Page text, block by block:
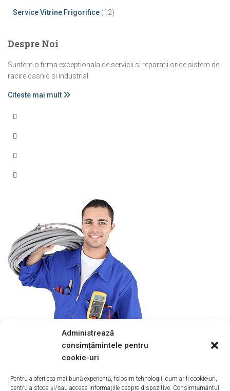
Administrează
consimțămintele pentru
cookie-uri
Pentru a oferi cea mai bună experiență, folosim tehnologii, cum ar fi cookie-uri,
pentru a stoca și/sau accesa informațiile despre dispozitive. Consimțământul
Service Vitrine Frigorifice (12)
Despre Noi
Suntem o firma exceptionala de servicii si reparatii orice sistem de
racire casnic si industrial.
Citeste mai mult